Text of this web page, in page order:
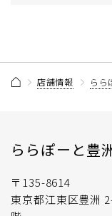
店舗情報 らら
ららぽーと豊
〒135-8614
東京都江東区豊洲